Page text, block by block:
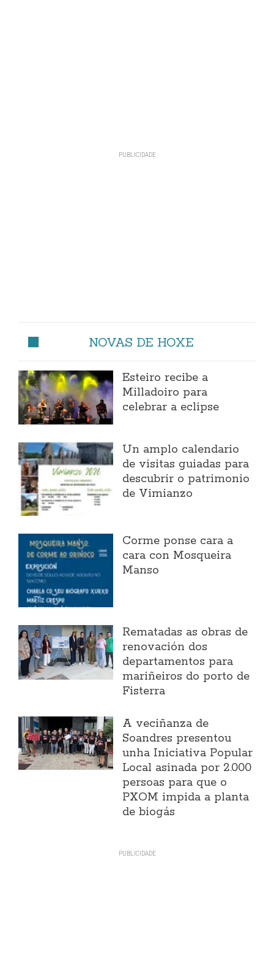
NOVAS DE HOXE
Esteiro recibe a
Milladoiro para
celebrar a eclipse
Un amplo calendario
de visitas guiadas para
descubrir o patrimonio
de Vimianzo
Corme ponse cara a
cara con Mosqueira
Manso
Rematadas as obras de
renovación dos
departamentos para
mariñeiros do porto de
Fisterra
A veciñanza de
Soandres presentou
unha Iniciativa Popular
Local asinada por 2.000
persoas para que o
PXOM impida a planta
de biogás